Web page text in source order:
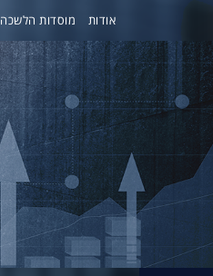
אודות מוסדות הלשכה